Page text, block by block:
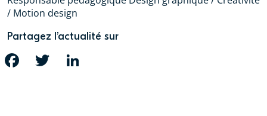
/ Motion design
Partagez l’actualité sur
FACEBOOK TWITTER